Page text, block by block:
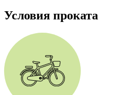
Условия проката